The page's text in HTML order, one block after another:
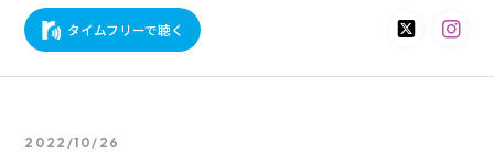
タイムフリーで聴く
2022/10/26